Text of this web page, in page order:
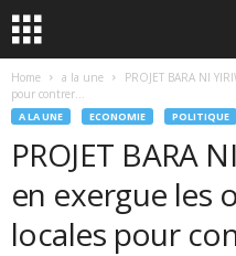
Home a la une
PROJET BARA NI
pour contrer...
A LA UNE ECONOMIE POLITIQUE
PROJET BARA
en exergue les
locales pour